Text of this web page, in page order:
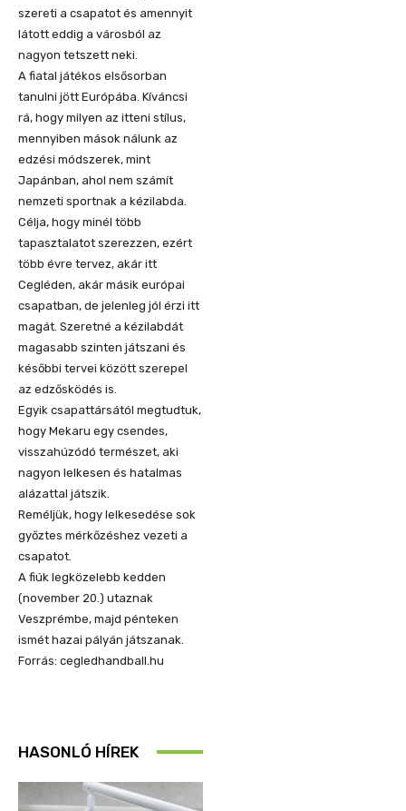
szereti a csapatot és amennyit
látott eddig a városból az
nagyon tetszett neki.
A fiatal játékos elsősorban
tanulni jött Európába. Kíváncsi
rá, hogy milyen az itteni stílus,
mennyiben mások nálunk az
edzési módszerek, mint
Japánban, ahol nem számít
nemzeti sportnak a kézilabda.
Célja, hogy minél több
tapasztalatot szerezzen, ezért
több évre tervez, akár itt
Cegléden, akár másik európai
csapatban, de jelenleg jól érzi itt
magát. Szeretné a kézilabdát
magasabb szinten játszani és
későbbi tervei között szerepel
az edzősködés is.
Egyik csapattársától megtudtuk,
hogy Mekaru egy csendes,
visszahúzódó természet, aki
nagyon lelkesen és hatalmas
alázattal játszik.
Reméljük, hogy lelkesedése sok
győztes mérkőzéshez vezeti a
csapatot.
A fiúk legközelebb kedden
(november 20.) utaznak
Veszprémbe, majd pénteken
ismét hazai pályán játszanak.
Forrás: cegledhandball.hu
HASONLÓ HÍREK